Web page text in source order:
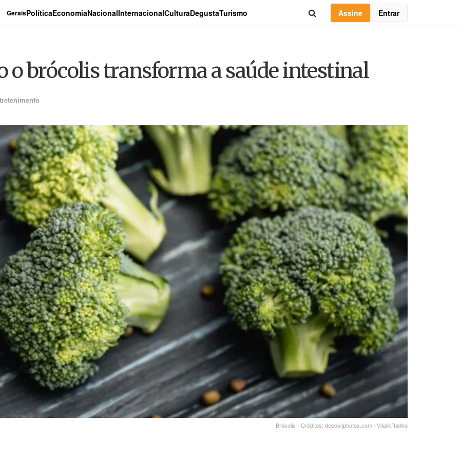
GeraisPolíticaEconomiaNacionalInternacionalCulturaDegustaTurismo Assine Entrar
o brócolis transforma a saúde intestinal
Brócolis - Créditos: depositphotos.com / VitalikRadko